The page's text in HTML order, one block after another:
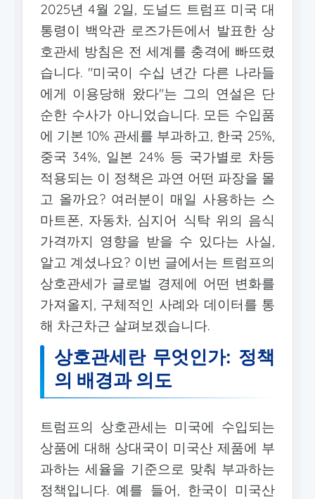
2025년 4월 2일, 도널드 트럼프 미국 대
통령이 백악관 로즈가든에서 발표한 상
호관세 방침은 전 세계를 충격에 빠뜨렸
습니다. "미국이 수십 년간 다른 나라들
에게 이용당해 왔다"는 그의 연설은 단
순한 수사가 아니었습니다. 모든 수입품
에 기본 10% 관세를 부과하고, 한국 25%,
중국 34%, 일본 24% 등 국가별로 차등
적용되는 이 정책은 과연 어떤 파장을 몰
고 올까요? 여러분이 매일 사용하는 스
마트폰, 자동차, 심지어 식탁 위의 음식
가격까지 영향을 받을 수 있다는 사실,
알고 계셨나요? 이번 글에서는 트럼프의
상호관세가 글로벌 경제에 어떤 변화를
가져올지, 구체적인 사례와 데이터를 통
해 차근차근 살펴보겠습니다.
상호관세란 무엇인가: 정책
의 배경과 의도
트럼프의 상호관세는 미국에 수입되는
상품에 대해 상대국이 미국산 제품에 부
과하는 세율을 기준으로 맞춰 부과하는
정책입니다. 예를 들어, 한국이 미국산